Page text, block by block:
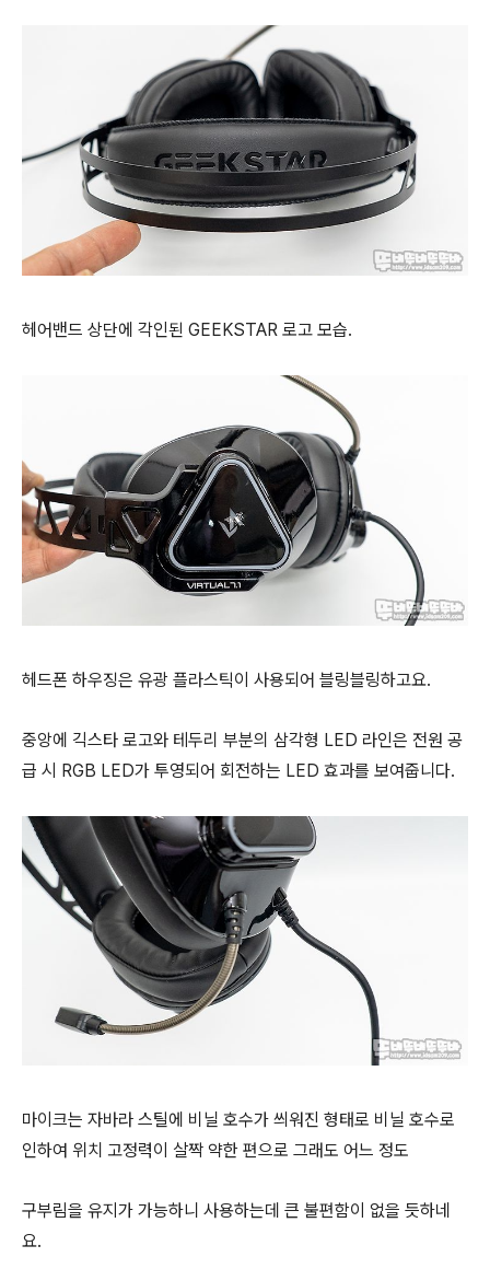
헤어밴드 상단에 각인된 GEEKSTAR 로고 모습.
헤드폰 하우징은 유광 플라스틱이 사용되어 블링블링하고요.
중앙에 긱스타 로고와 테두리 부분의 삼각형 LED 라인은 전원 공
급 시 RGB LED가 투영되어 회전하는 LED 효과를 보여줍니다.
마이크는 자바라 스틸에 비닐 호수가 씌워진 형태로 비닐 호수로
인하여 위치 고정력이 살짝 약한 편으로 그래도 어느 정도
구부림을 유지가 가능하니 사용하는데 큰 불편함이 없을 듯하네
요.